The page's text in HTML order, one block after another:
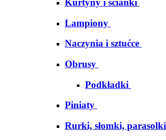
Kurtyny i ścianki
Lampiony
Naczynia i sztućce
Obrusy
Podkładki
Piniaty
Rurki, słomki, parasolki